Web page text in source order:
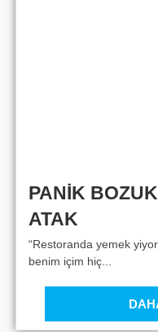
PANİK
ATAK
“Restoranda yemek
benim içim hiç...